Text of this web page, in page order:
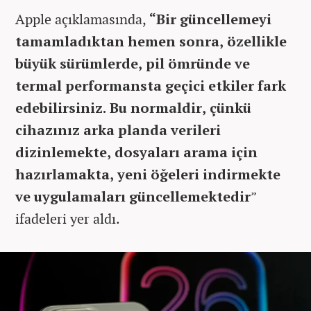
Apple açıklamasında, “Bir güncellemeyi
tamamladıktan hemen sonra, özellikle
büyük sürümlerde, pil ömründe ve
termal performansta geçici etkiler fark
edebilirsiniz. Bu normaldir, çünkü
cihazınız arka planda verileri
dizinlemekte, dosyaları arama için
hazırlamakta, yeni öğeleri indirmekte
ve uygulamaları güncellemektedir”
ifadeleri yer aldı.